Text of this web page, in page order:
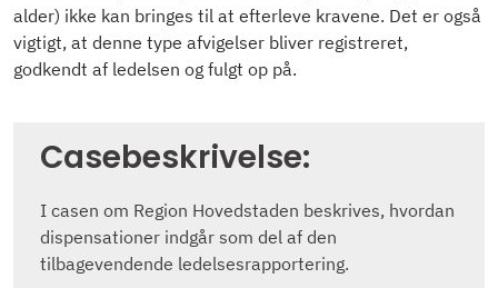
alder) ikke kan bringes til at efterleve kravene. Det er også
vigtigt, at denne type afvigelser bliver registreret,
godkendt af ledelsen og fulgt op på.
Casebeskrivelse:
I casen om Region Hovedstaden beskrives, hvordan
dispensationer indgår som del af den
tilbagevendende ledelsesrapportering.